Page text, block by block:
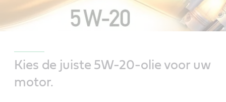
Kies de juiste 5W-20-olie voor uw
motor.